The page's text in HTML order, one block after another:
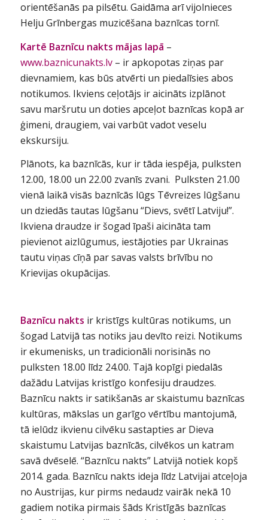
orientēšanās pa pilsētu. Gaidāma arī vijolnieces
Helju Grīnbergas muzicēšana baznīcas tornī.
Kartē Baznīcu nakts mājas lapā –
www.baznicunakts.lv– ir apkopotas ziņas par
dievnamiem, kas būs atvērti un piedalīsies abos
notikumos. Ikviens ceļotājs ir aicināts izplānot
savu maršrutu un doties apceļot baznīcas kopā ar
ģimeni, draugiem, vai varbūt vadot veselu
ekskursiju.
Plānots, ka baznīcās, kur ir tāda iespēja, pulksten
12.00, 18.00 un 22.00 zvanīs zvani. Pulksten 21.00
vienā laikā visās baznīcās lūgs Tēvreizes lūgšanu
un dziedās tautas lūgšanu “Dievs, svētī Latviju!”.
Ikviena draudze ir šogad īpaši aicināta tam
pievienot aizlūgumus, iestājoties par Ukrainas
tautu viņas cīņā par savas valsts brīvību no
Krievijas okupācijas.
Baznīcu nakts ir kristīgs kultūras notikums, un
šogad Latvijā tas notiks jau devīto reizi. Notikums
ir ekumenisks, un tradicionāli norisinās no
pulksten 18.00 līdz 24.00. Tajā kopīgi piedalās
dažādu Latvijas kristīgo konfesiju draudzes.
Baznīcu nakts ir satikšanās ar skaistumu baznīcas
kultūras, mākslas un garīgo vērtību mantojumā,
tā ielūdz ikvienu cilvēku sastapties ar Dieva
skaistumu Latvijas baznīcās, cilvēkos un katram
savā dvēselē. “Baznīcu nakts” Latvijā notiek kopš
2014. gada. Baznīcu nakts ideja līdz Latvijai atceļoja
no Austrijas, kur pirms nedaudz vairāk nekā 10
gadiem notika pirmais šāds Kristīgās baznīcas